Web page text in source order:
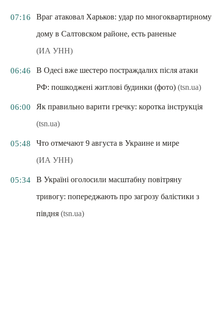
07:16
Враг атаковал Харьков: удар по многоквартирному
дому в Салтовском районе, есть раненые
(ИА УНН)
06:46
В Одесі вже шестеро постраждалих після атаки
РФ: пошкоджені житлові будинки (фото) (tsn.ua)
06:00
Як правильно варити гречку: коротка інструкція
(tsn.ua)
05:48
Что отмечают 9 августа в Украине и мире
(ИА УНН)
05:34
В Україні оголосили масштабну повітряну
тривогу: попереджають про загрозу балістики з
півдня (tsn.ua)